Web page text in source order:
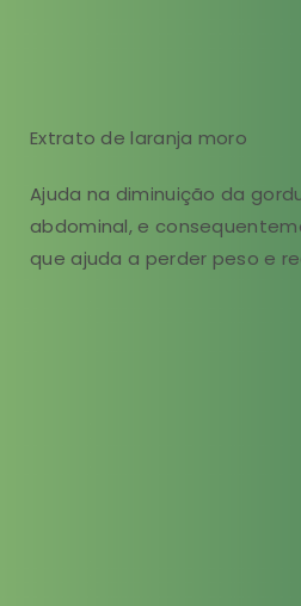
Extrato de laranja moro
Ajuda na diminuição da
abdominal, e
que ajuda a perder peso e